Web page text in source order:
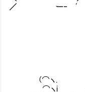
／ ー‐ '
(⌒ヽ.
⌒ヽi / /| ＼ 無